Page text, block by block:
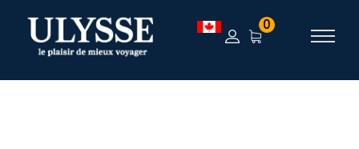
TEST 0